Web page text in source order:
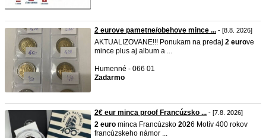
2 eurove pametne/obehove mince ... - [8.8. 2026]
AKTUALIZOVANE!!! Ponukam na predaj 2 eurove
mince plus aj album a ...
Humenné - 066 01
Zadarmo
2€ eur minca proof Francúzsko ... - [7.8. 2026]
2 euro minca Francúzsko 2026 Motív 400 rokov
francúzskeho námor ...